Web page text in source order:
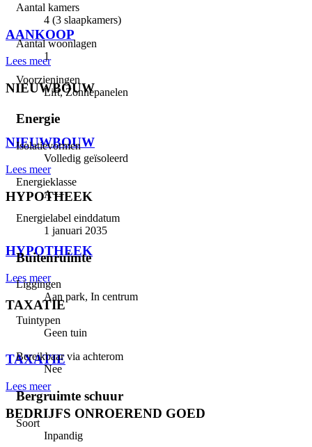
Aantal kamers
4 (3 slaapkamers)
Aantal woonlagen
1
Voorzieningen
Lift, Zonnepanelen
Energie
Isolatievormen
Volledig geïsoleerd
Energieklasse
A++
Energielabel einddatum
1 januari 2035
Buitenruimte
Liggingen
Aan park, In centrum
Tuintypen
Geen tuin
Bereikbaar via achterom
Nee
Bergruimte schuur
Soort
Inpandig
AANKOOP
Lees meer
NIEUWBOUW
NIEUWBOUW
Lees meer
HYPOTHEEK
HYPOTHEEK
Lees meer
TAXATIE
TAXATIE
Lees meer
BEDRIJFS ONROEREND GOED